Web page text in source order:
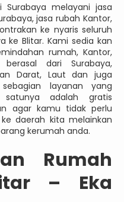
Surabaya melayani jasa
jasa rubah Kantor,
ke nyaris seluruh
ke Blitar. Kami sedia kan
rumah, Kantor,
berasal dari Surabaya,
Darat, Laut dan juga
layanan yang
adalah gratis
agar kamu tidak perlu
daerah kita melainkan
kerumah anda.
Rumah
– Eka